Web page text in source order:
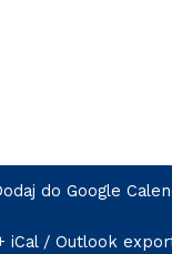
do Google
iCal / Outlook